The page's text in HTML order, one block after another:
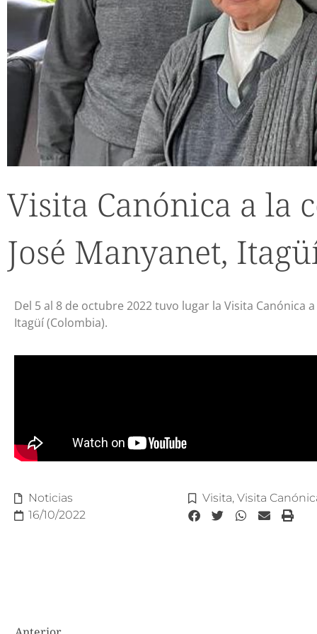
Visita Canónica a la
José Manyanet,
Del 5 al 8 de octubre 2022 tuvo lugar la Visita Canónica
Itagüí (Colombia).
Noticias
16/10/2022
Visita, Visita